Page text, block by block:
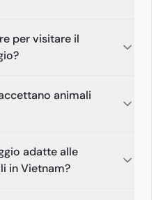
per visitare il
animali
adatte alle
in Vietnam?